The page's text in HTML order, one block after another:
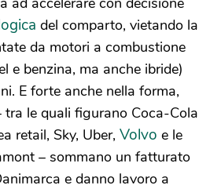
del comparto, vietando la
da motori a combustione
e benzina, ma anche ibride)
E forte anche nella forma,
tra le quali figurano Coca-Cola
retail, Sky, Uber, Volvo e le
– sommano un fatturato
e danno lavoro a